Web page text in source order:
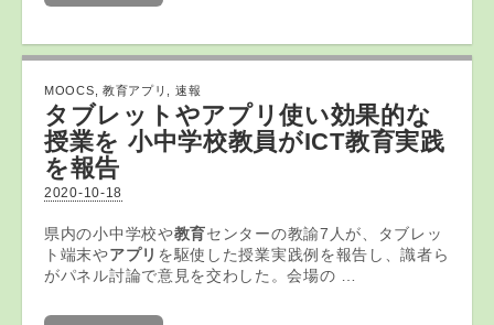
MOOCS 教育アプリ 速報
タブレットやアプリ使い効果的な
授業を 小中学校教員がICT教育実践
を報告
2020-10-18
県内の小中学校や教育センターの教諭7人が、タブレッ
ト端末やアプリ を駆使した授業実践例を報告し、識者ら
がパネル討論で意見を交わした。会場の …